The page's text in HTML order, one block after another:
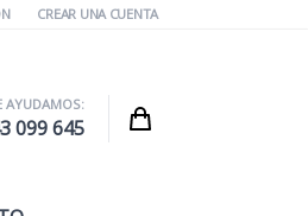
CREAR UNA CUENTA
AYUDAMOS:
099 645 Cart